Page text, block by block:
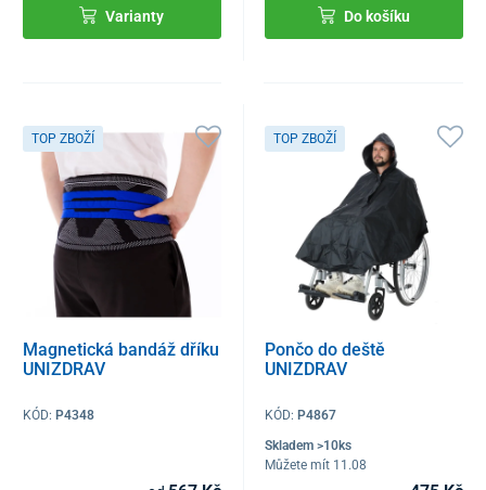
Varianty Do košíku
TOP ZBOŽÍ
Magnetická bandáž dříku
UNIZDRAV
KÓD: P4348
TOP ZBOŽÍ
Pončo do deště
UNIZDRAV
KÓD:P4867
Skladem >10ks
Můžete mít 11.08